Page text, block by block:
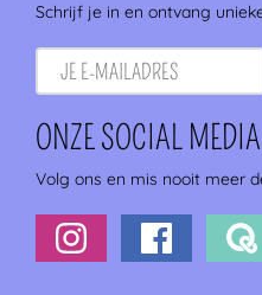
Schrijf je in en ontvang
ONZE SOCIAL
Volg ons en mis nooit meer